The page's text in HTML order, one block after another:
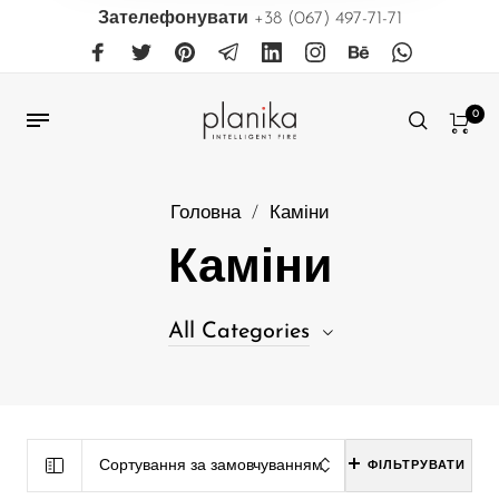
Зателефонувати +38 (067) 497-71-71
0
Головна / Каміни
Каміни
All Categories
Біокаміни, що вбудовуються в нішу
39
Сортування за замовчуванням ФІЛЬТРУВАТИ